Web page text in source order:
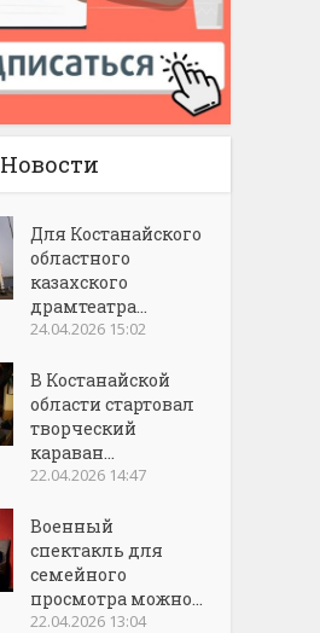
Новости
Для Костанайского
областного
казахского
драмтеатра...
24.04.2026 15:02
В Костанайской
области стартовал
творческий
караван...
22.04.2026 14:47
Военный
спектакль для
семейного
просмотра можно...
22.04.2026 13:04